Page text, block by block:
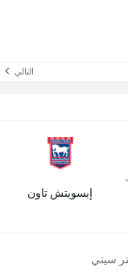
التالي
إبسويتش تاون
سيتي